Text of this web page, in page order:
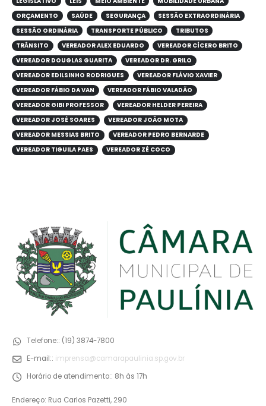
ORÇAMENTO
SAÚDE SEGURANÇA
SESSÃO EXTRAORDINÁRIA
SESSÃO ORDINÁRIA
TRANSPORTE PÚBLICO
TRIBUTOS
TRÂNSITO
VEREADOR ALEX EDUARDO
VEREADOR CÍCERO BRITO
VEREADOR DOUGLAS GUARITA
VEREADOR DR. GRILO
VEREADOR EDILSINHO RODRIGUES
VEREADOR FLÁVIO XAVIER
VEREADOR FÁBIO DA VAN
VEREADOR FÁBIO VALADÃO
VEREADOR GIBI PROFESSOR
VEREADOR HELDER PEREIRA
VEREADOR JOSÉ SOARES
VEREADOR JOÃO MOTA
VEREADOR MESSIAS BRITO
VEREADOR PEDRO BERNARDE
VEREADOR TIGUILA PAES
VEREADOR ZÉ COCO
Telefone:: (19) 3874-7800
E-mail:: imprensa@camarapaulinia.sp.gov.br
Horário de atendimento:: 8h às 17h
Endereço: Rua Carlos Pazetti, 290